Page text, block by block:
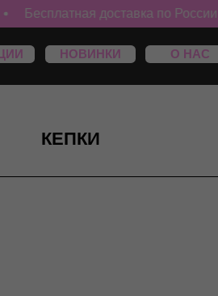
Бесплатная доставка по России
НОВИНКИ О НАС
КЕПКИ